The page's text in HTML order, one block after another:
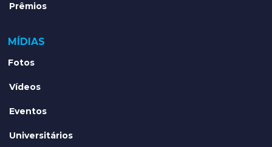
Prêmios
MÍDIAS
Fotos
Vídeos
Eventos
Universitários